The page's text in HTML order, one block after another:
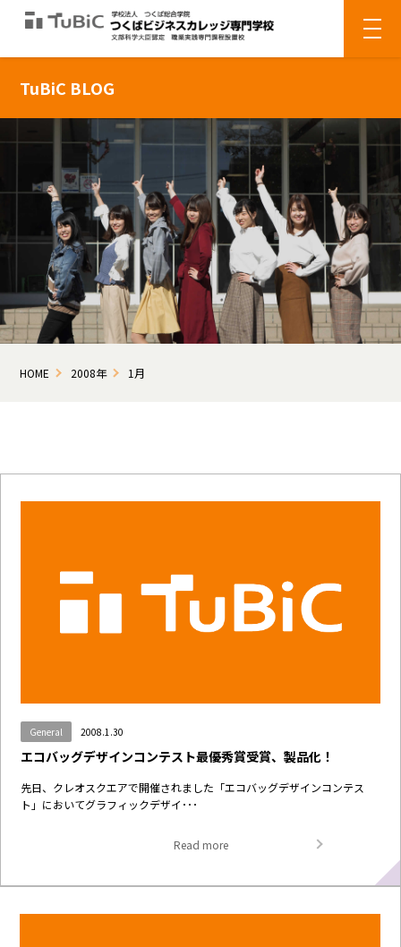
TuBiC BLOG
HOME 2008年 1月
General 2008.1.30
エコバッグデザインコンテスト最優秀賞受賞、製品化！
先日、クレオスクエアで開催されました「エコバッグデザインコンテス
ト」においてグラフィックデザイ･･･
Read more